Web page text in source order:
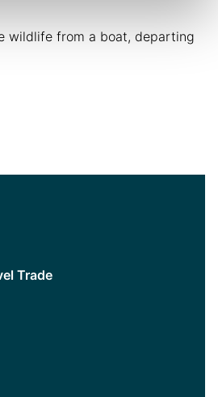
wildlife from a boat, departing
Trade